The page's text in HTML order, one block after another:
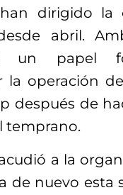
dirigido la
abril.
un papel
la operación
después de
temprano.
a la
de nuevo esta